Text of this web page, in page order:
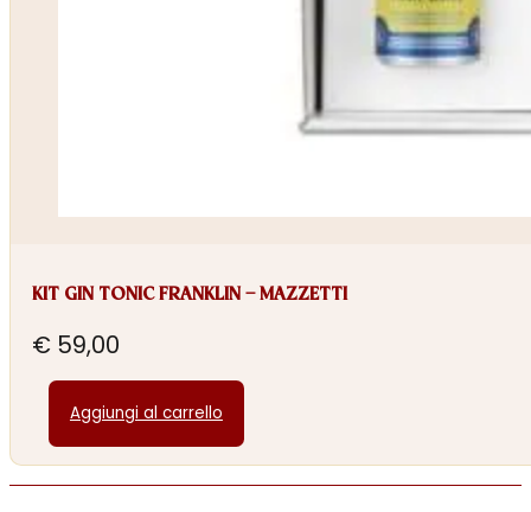
KIT GIN TONIC FRANKLIN – MAZZETTI
€ 59,00
Aggiungi al carrello